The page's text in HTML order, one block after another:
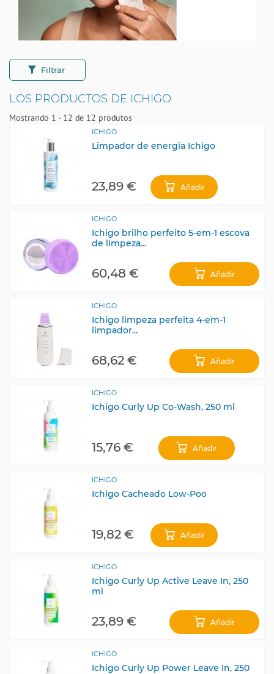
Filtrar
LOS PRODUCTOS DE ICHIGO
Mostrando 1 - 12 de 12 produtos
ICHIGO
Limpador de energia Ichigo
23,89 € Añadir
ICHIGO
Ichigo brilho perfeito 5-em-1 escova
de limpeza...
60,48 € Añadir
ICHIGO
Ichigo limpeza perfeita 4-em-1
limpador...
68,62 € Añadir
ICHIGO
Ichigo Curly Up Co-Wash, 250 ml
15,76 € Añadir
ICHIGO
Ichigo Cacheado Low-Poo
19,82 € Añadir
ICHIGO
Ichigo Curly Up Active Leave In, 250
ml
23,89 € Añadir
ICHIGO
Ichigo Curly Up Power Leave In, 250